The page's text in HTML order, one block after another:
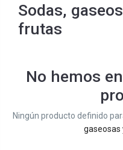
Sodas,
frutas
No hemos
Ningún producto definido
gaseosas